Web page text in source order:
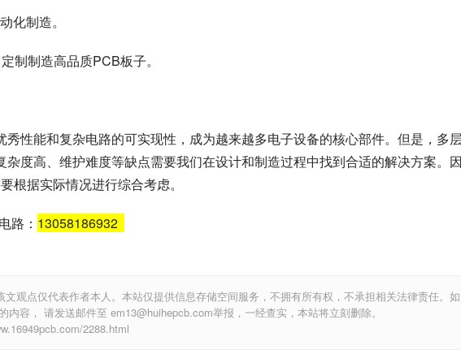
化制造。
制制造高品质PCB板子。
性能和复杂电路的可实现性，成为越来越多电子设备的核心部件。但是，多
度高、维护难度等缺点需要我们在设计和制造过程中找到合适的解决方案。
根据实际情况进行综合考虑。
路： 13058186932
观点仅代表作者本人。本站仅提供信息存储空间服务，不拥有所有权，不承担相关法律责任。如
内容， 请发送邮件至 em13@huihepcb.com举报，一经查实，本站将立刻删除。
2288.html